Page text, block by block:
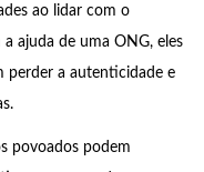
ao lidar com o
ajuda de uma ONG, eles
perder a autenticidade e
povoados podem